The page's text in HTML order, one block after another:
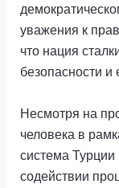
уважения к
что нация
безопасности и
Несмотря на
человека в
система
содействии